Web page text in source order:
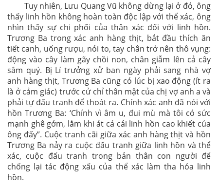
Tuy nhiên, Lưu Quang Vũ không dừng lại ở đó, ông
thấy linh hồn không hoàn toàn độc lập với thể xác, ông
nhìn thấy sự chi phối của thân xác đối với linh hồn.
Trương Ba trong xác anh hàng thịt, bắt đầu thích ăn
tiết canh, uống rượu, nói to, tay chân trở nên thô vụng:
động vào cây làm gãy chồi non, chân giẫm lên cả cây
sâm quý. Bị Lí trưởng xử ban ngày phải sang nhà vợ
anh hàng thịt, Trương Ba cũng có lúc bị xao động (ít ra
là ở cảm giác) trước cử chỉ thân mật của chị vợ anh a và
phải tự đấu tranh để thoát ra. Chính xác anh đã nói với
hồn Trương Ba: ‘Chính vì âm u, đui mù mà tôi có sức
mạnh ghê gớm, lắm khi át cả cái linh hồn cao khiết của
ông đấy”. Cuộc tranh cãi giữa xác anh hàng thịt và hồn
Trương Ba nảy ra cuộc đấu tranh giữa linh hồn và thể
xác, cuộc đấu tranh trong bản thân con người để
chống lại tác động xấu của thể xác làm tha hóa linh
hồn.